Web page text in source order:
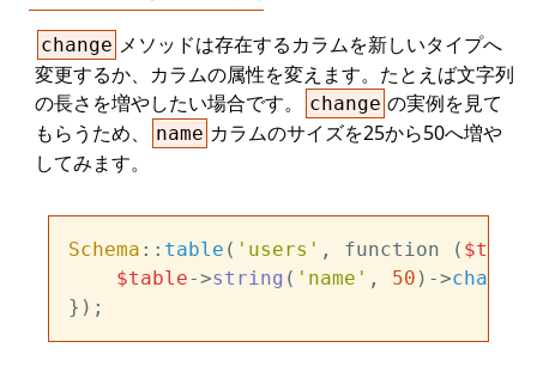
change メソッドは存在するカラムを新しいタイプへ
変更するか、カラムの属性を変えます。たとえば文字列
の長さを増やしたい場合です。
change の実例を見て
もらうため、
name カラムのサイズを25から50へ増や
してみます。
Schema :: table ( 'users' , function ( $table
$table->string ( 'name' , 50 )->change